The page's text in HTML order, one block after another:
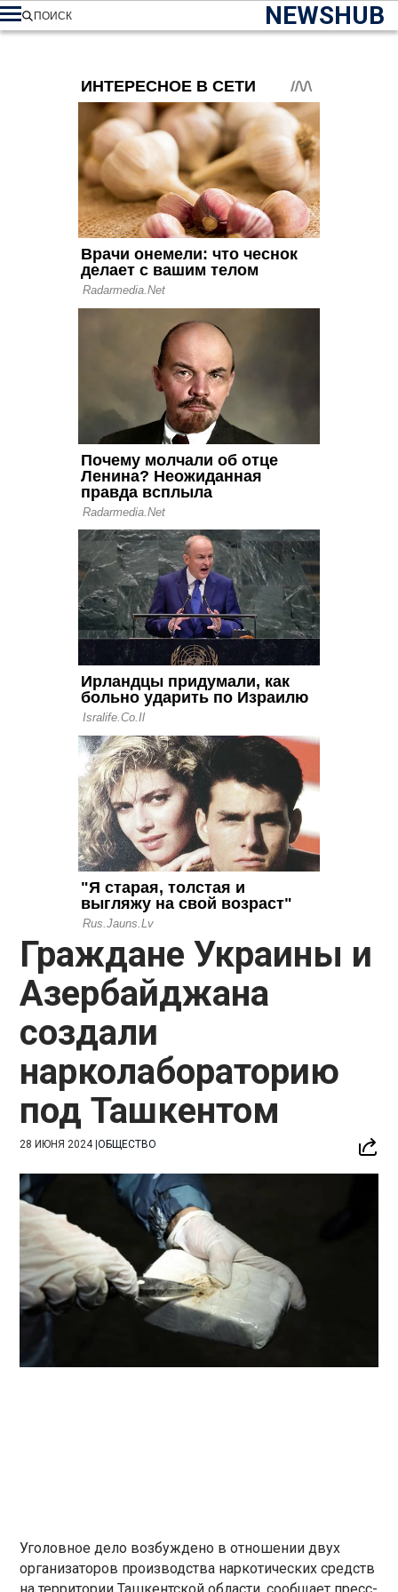
NEWSHUB
ПОИСК
Граждане Украины и
Азербайджана
создали
нарколабораторию
под Ташкентом
28 ИЮНЯ 2024|ОБЩЕСТВО
Уголовное дело возбуждено в отношении двух
организаторов производства наркотических средств